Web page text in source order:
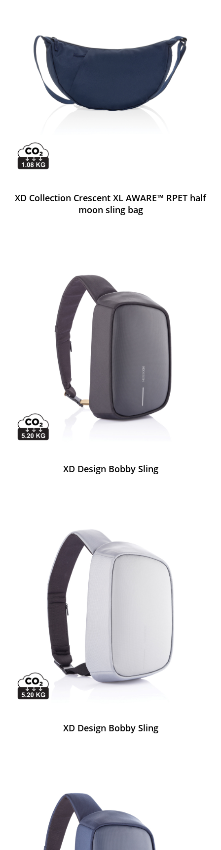
XD Collection Crescent XL AWARE™ RPET half
moon sling bag
XD Design Bobby Sling
XD Design Bobby Sling